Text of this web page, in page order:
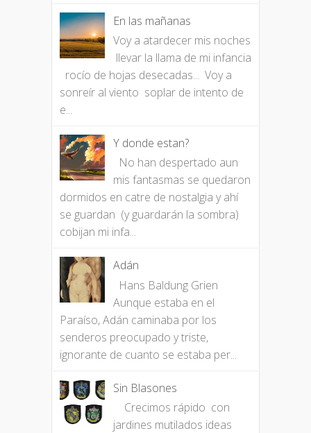
En las mañanas
Voy a atardecer mis noches
llevar la llama de mi infancia
rocío de hojas desecadas... Voy a
sonreír al viento soplar de intento de
e...
Y donde estan?
No han despertado aun
mis fantasmas se quedaron
dormidos en catre de nostalgia y ahí
se guardan (y guardarán la sombra)
cobijan mi infa...
Adán
Hans Baldung Grien
Aunque estaba en el
Paraíso, Adán caminaba por los
senderos preocupado y triste,
ignorante de cuanto se estaba per...
Sin Blasones
Crecimos rápido con
jardines mutilados ideas